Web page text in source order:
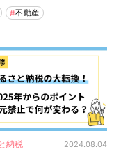
不動産
納税 2024.08.04